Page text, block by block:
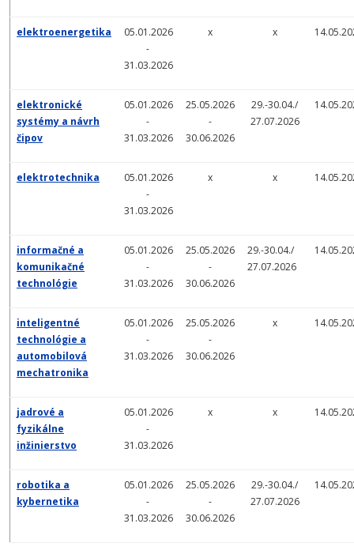
elektroenergetika
05.01.2026
-
31.03.2026
x x
elektronické
systémy a návrh
čipov
05.01.2026
-
31.03.2026
25.05.2026
-
30.06.2026
29.-30.04./
27.07.2026
elektrotechnika
05.01.2026
-
31.03.2026
x x
informačné a
komunikačné
technológie
05.01.2026
-
31.03.2026
25.05.2026
-
30.06.2026
29.-30.04./
27.07.2026
inteligentné
technológie a
automobilová
mechatronika
05.01.2026
-
31.03.2026
25.05.2026
-
30.06.2026
x
jadrové a
fyzikálne
inžinierstvo
05.01.2026
-
31.03.2026
x x
robotika a
kybernetika
05.01.2026
-
31.03.2026
25.05.2026
-
30.06.2026
29.-30.04./
27.07.2026